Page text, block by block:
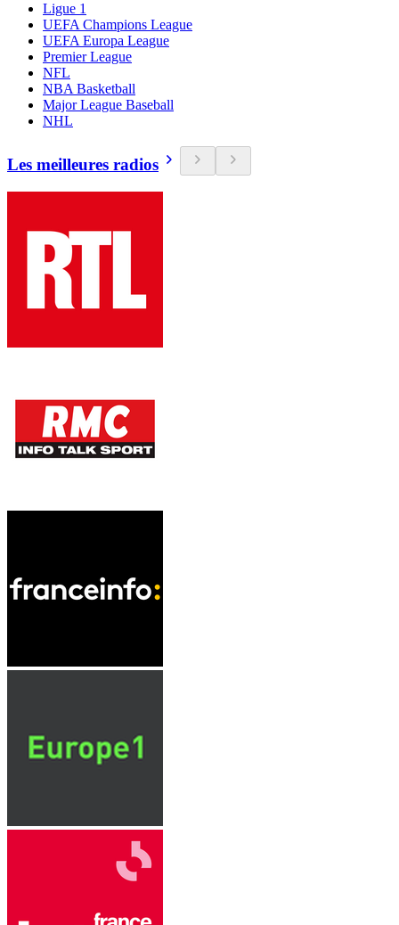
Ligue 1
UEFA Champions League
UEFA Europa League
Premier League
NFL
NBA Basketball
Major League Baseball
NHL
Les meilleures radios